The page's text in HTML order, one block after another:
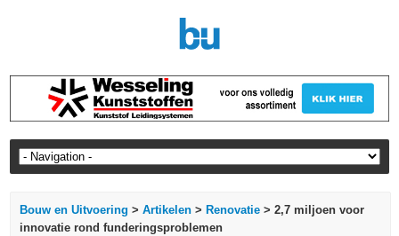
Bouw en Uitvoering >Artikelen > Renovatie > 2,7 miljoen voor
innovatie rond funderingsproblemen